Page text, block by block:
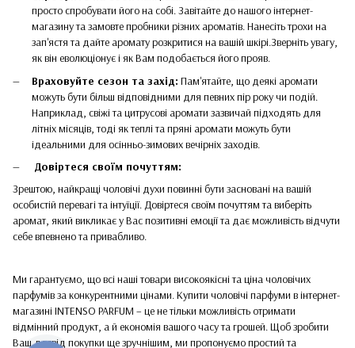
просто спробувати його на собі. Завітайте до нашого інтернет-
магазину та замовте пробники різних ароматів. Нанесіть трохи на
зап'ястя та дайте аромату розкритися на вашій шкірі.Зверніть увагу,
як він еволюціонує і як Вам подобається його прояв.
Враховуйте сезон та захід: Пам'ятайте, що деякі аромати
можуть бути більш відповідними для певних пір року чи подій.
Наприклад, свіжі та цитрусові аромати зазвичай підходять для
літніх місяців, тоді як теплі та пряні аромати можуть бути
ідеальними для осінньо-зимових вечірніх заходів.
Довіртеся своїм почуттям:
Зрештою, найкращі чоловічі духи повинні бути засновані на вашій
особистій перевагі та інтуїції. Довіртеся своїм почуттям та виберіть
аромат, який викликає у Вас позитивні емоції та дає можливість відчути
себе впевнено та привабливо.
Ми гарантуємо, що всі наші товари високоякісні та ціна чоловічих
парфумів за конкурентними цінами. Купити чоловічі парфуми в інтернет-
магазині INTENSO PARFUM – це не тільки можливість отримати
відмінний продукт, а й економія вашого часу та грошей. Щоб зробити
Ваш досвід покупки ще зручнішим, ми пропонуємо простий та